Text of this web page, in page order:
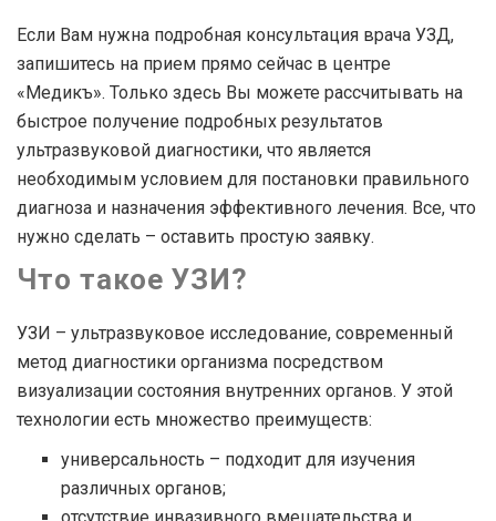
Если Вам нужна подробная консультация врача УЗД,
запишитесь на прием прямо сейчас в центре
«Медикъ». Только здесь Вы можете рассчитывать на
быстрое получение подробных результатов
ультразвуковой диагностики, что является
необходимым условием для постановки правильного
диагноза и назначения эффективного лечения. Все, что
нужно сделать – оставить простую заявку.
Что такое УЗИ?
УЗИ – ультразвуковое исследование, современный
метод диагностики организма посредством
визуализации состояния внутренних органов. У этой
технологии есть множество преимуществ:
универсальность – подходит для изучения
различных органов;